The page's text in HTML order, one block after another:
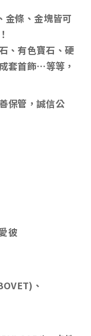
金條、金塊皆可
、有色寶石、硬
套首飾…等等，
保管，誠信公
彼
、